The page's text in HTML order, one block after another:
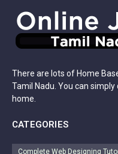
There are lots of Home
Tamil Nadu. You can
home.
CATEGORIES
Complete Web Designing